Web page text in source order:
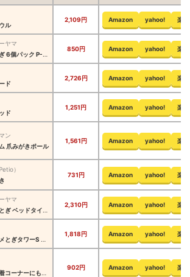
ル
2,109円 Amazon yahoo! 楽
ヤマ
パック P-NTN-6P
850円 Amazon yahoo! 楽
ド
2,726円 Amazon yahoo! 楽
ド
1,251円 Amazon yahoo! 楽
ン
爪みがきポール
1,561円 Amazon yahoo! 楽
）
731円 Amazon yahoo! 楽
ヤマ
ドタイプ P-MTBD-60
2,310円 Amazon yahoo! 楽
ぎタワーS 猫用
1,818円 Amazon yahoo! 楽
れる猫のつめとぎ 段ボール KX-61
902円 Amazon yahoo! 楽